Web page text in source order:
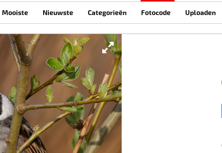
Mooiste Nieuwste Categorieën Fotocode Uploaden